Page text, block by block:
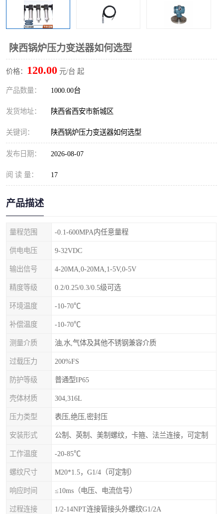
陕西锅炉压力变送器如何选型
价格： 120.00 元/台 起
产品数量： 1000.00台
发货地址： 陕西省西安市新城区
关键词： 陕西锅炉压力变送器如何选型
发布日期： 2026-08-07
阅 读 量： 17
产品描述
量程范围 -0.1-600MPA内任意量程
供电电压 9-32VDC
输出信号 4-20MA,0-20MA,1-5V,0-5V
精度等级 0.2/0.25/0.3/0.5级可选
环境温度 -10-70℃
补偿温度 -10-70℃
测量介质 油,水,气体及其他不锈钢兼容介质
过载压力 200%FS
防护等级 普通型IP65
壳体材质 304,316L
压力类型 表压,绝压,密封压
安装形式 公制、英制、美制螺纹，卡箍、法兰连接，可定制
工作温度 -20-85℃
螺纹尺寸 M20*1.5，G1/4（可定制）
响应时间 ≤10ms（电压、电流信号）
过程连接 1/2-14NPT连接管接头外螺纹G1/2A